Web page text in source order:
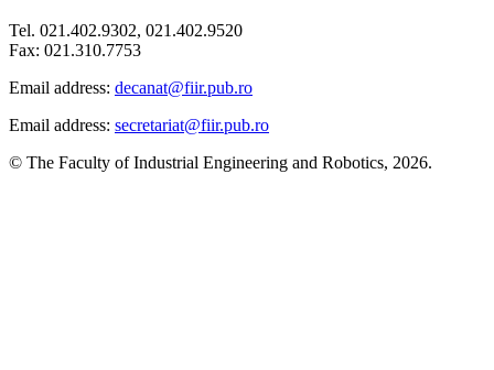
Tel. 021.402.9302, 021.402.9520
Fax: 021.310.7753
Email address: decanat@fiir.pub.ro
Email address: secretariat@fiir.pub.ro
© The Faculty of Industrial Engineering and Robotics, 2026.